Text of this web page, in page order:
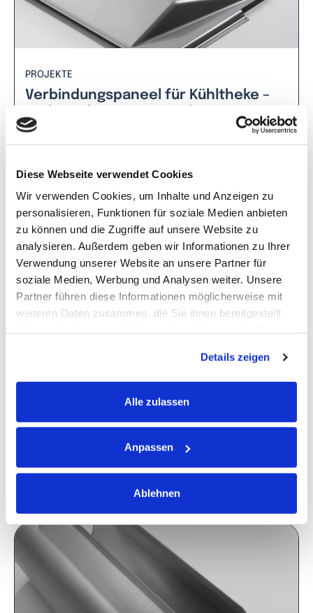
Diese Webseite verwendet Cookies
Wir verwenden Cookies, um Inhalte und Anzeigen zu
personalisieren, Funktionen für soziale Medien anbieten
zu können und die Zugriffe auf unsere Website zu
analysieren. Außerdem geben wir Informationen zu Ihrer
Verwendung unserer Website an unsere Partner für
soziale Medien, Werbung und Analysen weiter. Unsere
Partner führen diese Informationen möglicherweise mit
weiteren Daten zusammen, die Sie ihnen bereitgestellt
Details zeigen
Alle zulassen
Anpassen
Ablehnen
PROJEKTE
Verbindungspaneel für Kühltheke –
Designmöbel – Hydrogeformtes
Weiterlesen